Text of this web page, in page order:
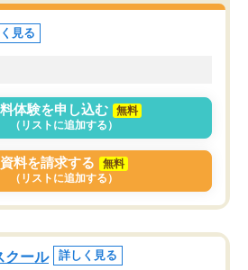
した単語帳の
で出される形
し出があり、あ
った為、塾に通
た。遅れも取り
の方は良かった
くなってきたようなので
見る
体験を申し込む
無料
（リストに追加する）
資料を請求する
無料
（リストに追加する）
クール 詳しく見る